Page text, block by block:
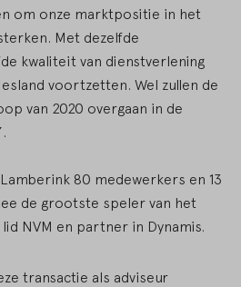
om onze marktpositie in het
Met dezelfde
kwaliteit van dienstverlening
voortzetten. Wel zullen de
van 2020 overgaan in de
80 medewerkers en 13
de grootste speler van het
NVM en partner in Dynamis.
transactie als adviseur